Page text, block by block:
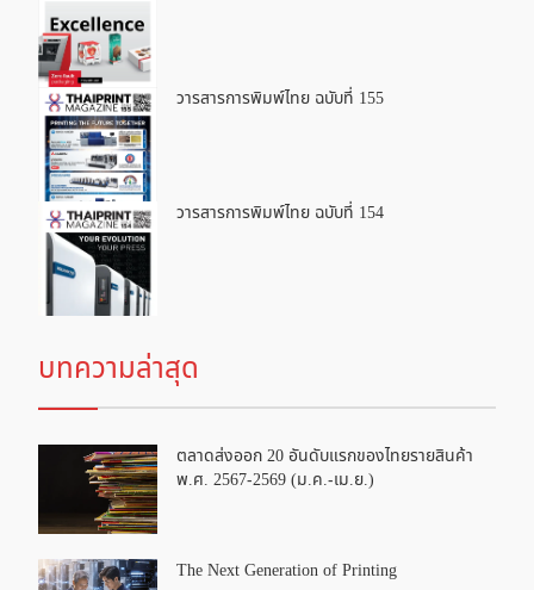
วารสารการพิมพ์ไทย ฉบับที่ 155
วารสารการพิมพ์ไทย ฉบับที่ 154
บทความล่าสุด
ตลาดส่งออก 20 อันดับแรกของไทยรายสินค้า
พ.ศ. 2567-2569 (ม.ค.-เม.ย.)
The Next Generation of Printing